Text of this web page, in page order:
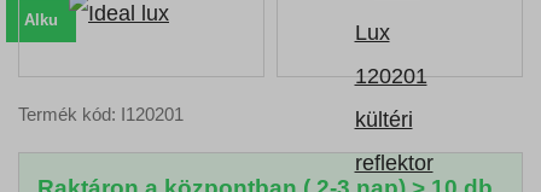
Alku
Termék kód: I120201